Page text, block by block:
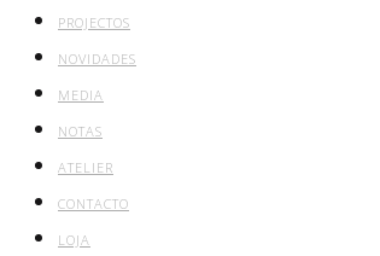
PROJECTOS
NOVIDADES
MEDIA
NOTAS
ATELIER
CONTACTO
LOJA